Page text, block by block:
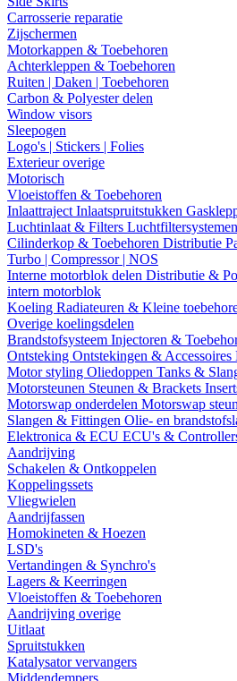
Carrosserie reparatie
Zijschermen
Motorkappen & Toebehoren
Achterkleppen & Toebehoren
Ruiten | Daken | Toebehoren
Carbon & Polyester delen
Window visors
Sleepogen
Logo's | Stickers | Folies
Exterieur overige
Motorisch
Vloeistoffen & Toebehoren
Inlaattraject Inlaatspruitstukken
Luchtinlaat & Filters Luchtfiltersystemen
Cilinderkop & Toebehoren Distributie
Turbo | Compressor | NOS
Interne motorblok delen Distributie &
intern motorblok
Koeling Radiateuren & Kleine
Overige koelingsdelen
Brandstofsysteem Injectoren &
Ontsteking Ontstekingen & Accessoires
Motor styling Oliedoppen Tanks &
Motorsteunen Steunen & Brackets
Motorswap onderdelen Motorswap
Slangen & Fittingen Olie- en
Elektronica & ECU ECU's &
Aandrijving
Schakelen & Ontkoppelen
Koppelingssets
Vliegwielen
Aandrijfassen
Homokineten & Hoezen
LSD's
Vertandingen & Synchro's
Lagers & Keerringen
Vloeistoffen & Toebehoren
Aandrijving overige
Uitlaat
Spruitstukken
Katalysator vervangers
Middendempers